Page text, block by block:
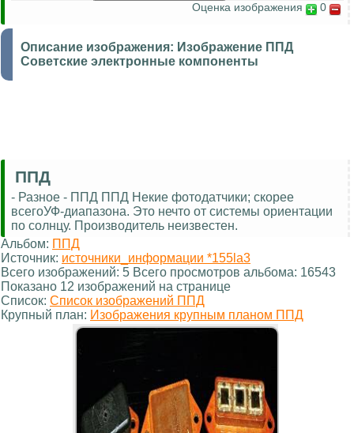
Оценка изображения 0
Описание изображения: Изображение ППД
Советские электронные компоненты
ППД
- Разное - ППД ППД Некие фотодатчики; скорее
всегоУФ-диапазона. Это нечто от системы ориентации
по солнцу. Производитель неизвестен.
Альбом: ППД
Источник: источники_информации *155la3
Всего изображений: 5 Всего просмотров альбома: 16543
Показано 12 изображений на странице
Список: Список изображений ППД
Крупный план: Изображения крупным планом ППД